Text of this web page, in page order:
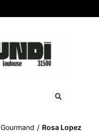
Gourmand / Rosa Lopez